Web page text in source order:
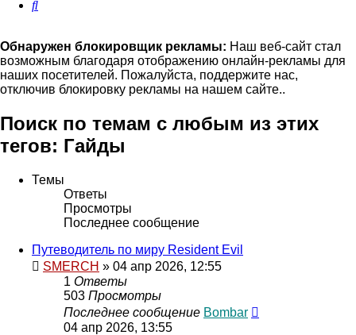
Поиск
Обнаружен блокировщик рекламы: Наш веб-сайт стал
возможным благодаря отображению онлайн-рекламы для
наших посетителей. Пожалуйста, поддержите нас,
отключив блокировку рекламы на нашем сайте..
Поиск по темам с любым из этих
тегов: Гайды
Темы
Ответы
Просмотры
Последнее сообщение
Путеводитель по миру Resident Evil
SMERCH » 04 апр 2026, 12:55
1 Ответы
503 Просмотры
Последнее сообщение Bombar
04 апр 2026, 13:55